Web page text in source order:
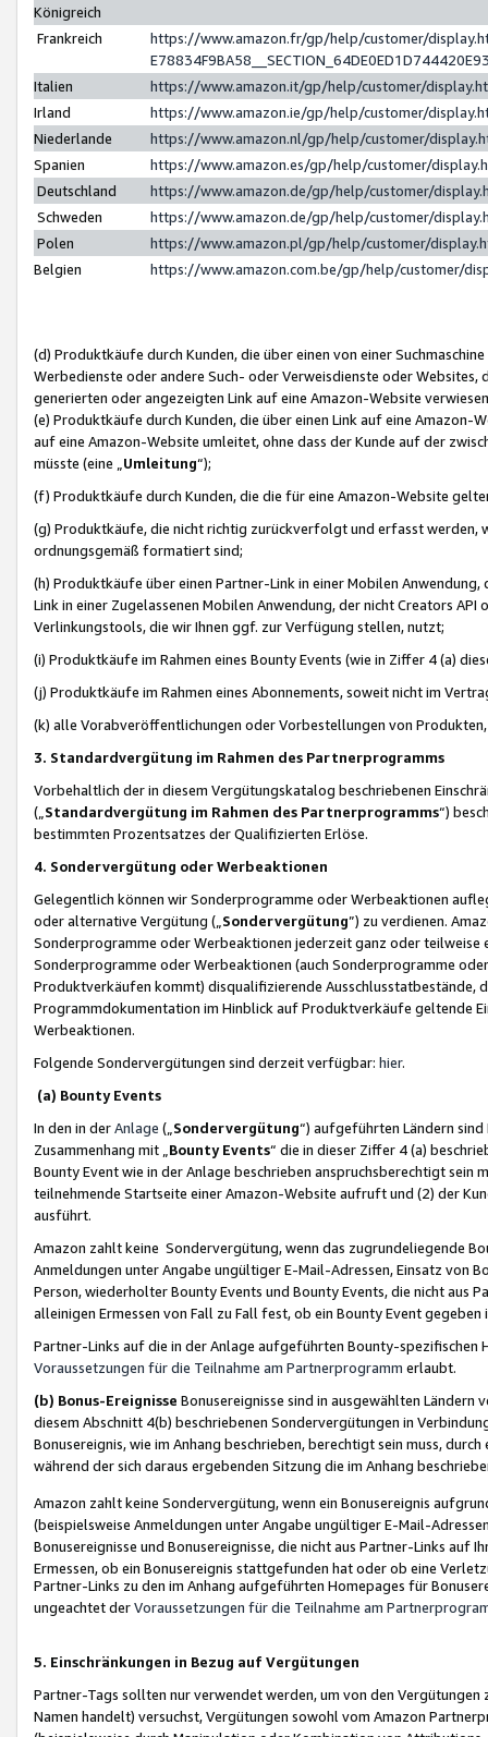
Königreich
Frankreich
https://www.amazon.fr/gp/help/customer/
Italien
https://www.amazon.it/gp/help/customer/
Irland
https://www.amazon.ie/gp/help/customer/
Niederlande
https://www.amazon.nl/gp/help/customer/
Spanien
https://www.amazon.es/gp/help/customer/
Deutschland
https://www.amazon.de/gp/help/customer/
Schweden
https://www.amazon.de/gp/help/customer/
Polen
https://www.amazon.pl/gp/help/customer/
Belgien
https://www.amazon.com.be/gp/help/customer/
(d) Produktkäufe durch Kunden, die über einen von einer
Werbedienste oder andere Such- oder Verweisdienste oder Websites,
generierten oder angezeigten Link auf eine Amazon-Website
(e) Produktkäufe durch Kunden, die über einen Link auf eine
auf eine Amazon-Website umleitet, ohne dass der Kunde auf der
müsste (eine „ Umleitung“);
(f) Produktkäufe durch Kunden, die die für eine Amazon-Website
(g) Produktkäufe, die nicht richtig zurückverfolgt und erfasst werden,
ordnungsgemäß formatiert sind;
(h) Produktkäufe über einen Partner-Link in einer Mobilen
Link in einer Zugelassenen Mobilen Anwendung, der nicht Creators
Verlinkungstools, die wir Ihnen ggf. zur Verfügung stellen, nutzt;
(i) Produktkäufe im Rahmen eines Bounty Events (wie in Ziffer 4 (a)
(j) Produktkäufe im Rahmen eines Abonnements, soweit nicht im
(k) alle Vorabveröffentlichungen oder Vorbestellungen von
3. Standardvergütung im Rahmen des Partnerprogramms
Vorbehaltlich der in diesem Vergütungskatalog beschriebenen
(„ Standardvergütung im Rahmen des Partnerprogramms“)
bestimmten Prozentsatzes der Qualifizierten Erlöse.
4. Sondervergütung oder Werbeaktionen
Gelegentlich können wir Sonderprogramme oder Werbeaktionen
oder alternative Vergütung („ Sondervergütung”) zu verdienen.
Sonderprogramme oder Werbeaktionen jederzeit ganz oder
Sonderprogramme oder Werbeaktionen (auch Sonderprogramme
Produktverkäufen kommt) disqualifizierende Ausschlusstatbestände,
Programmdokumentation im Hinblick auf Produktverkäufe geltende
Werbeaktionen.
Folgende Sondervergütungen sind derzeit verfügbar: hier.
(a) Bounty Events
In den in derAnlage („ Sondervergütung“) aufgeführten Ländern
Zusammenhang mit „ Bounty Events“ die in dieser Ziffer 4 (a)
Bounty Event wie in der Anlage beschrieben anspruchsberechtigt sein
teilnehmende Startseite einer Amazon-Website aufruft und (2) der
ausführt.
Amazon zahlt keine Sondervergütung, wenn das zugrundeliegende
Anmeldungen unter Angabe ungültiger E-Mail-Adressen, Einsatz von
Person, wiederholter Bounty Events und Bounty Events, die nicht
alleinigen Ermessen von Fall zu Fall fest, ob ein Bounty Event
Partner-Links auf die in der Anlage aufgeführten Bounty-spezifischen
Voraussetzungen für die Teilnahme am Partnerprogramm erlaubt.
(b) Bonus-Ereignisse Bonusereignisse sind in ausgewählten Ländern
diesem Abschnitt 4(b) beschriebenen Sondervergütungen in
Bonusereignis, wie im Anhang beschrieben, berechtigt sein muss,
während der sich daraus ergebenden Sitzung die im Anhang
Amazon zahlt keine Sondervergütung, wenn ein Bonusereignis
(beispielsweise Anmeldungen unter Angabe ungültiger E-Mail-
Bonusereignisse und Bonusereignisse, die nicht aus Partner-Links auf
Ermessen, ob ein Bonusereignis stattgefunden hat oder ob eine
Partner-Links zu den im Anhang aufgeführten Homepages für
ungeachtet derVoraussetzungen für die Teilnahme am
5. Einschränkungen in Bezug auf Vergütungen
Partner-Tags sollten nur verwendet werden, um von den
Namen handelt) versuchst, Vergütungen sowohl vom Amazon